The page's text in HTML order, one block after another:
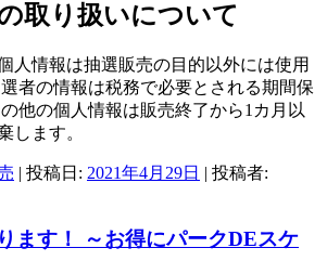
取り扱いについて
人情報は抽選販売の目的以外には使用
者の情報は税務で必要とされる期間保
他の個人情報は販売終了から1カ月以
します。
| 投稿日: 2021年4月29日 | 投稿者:
ます！ ～お得にパークDEスケ